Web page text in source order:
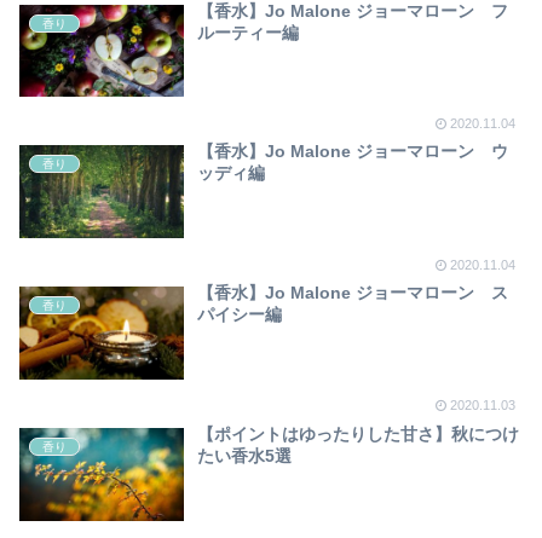
香り
【香水】Jo Malone ジョーマローン フ
ルーティー編
2020.11.04
香り
【香水】Jo Malone ジョーマローン ウ
ッディ編
2020.11.04
香り
【香水】Jo Malone ジョーマローン ス
パイシー編
2020.11.03
香り
【ポイントはゆったりした甘さ】秋につけ
たい香水5選